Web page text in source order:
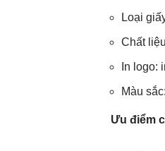
Loại
Chất
In logo:
Màu
Ưu điểm